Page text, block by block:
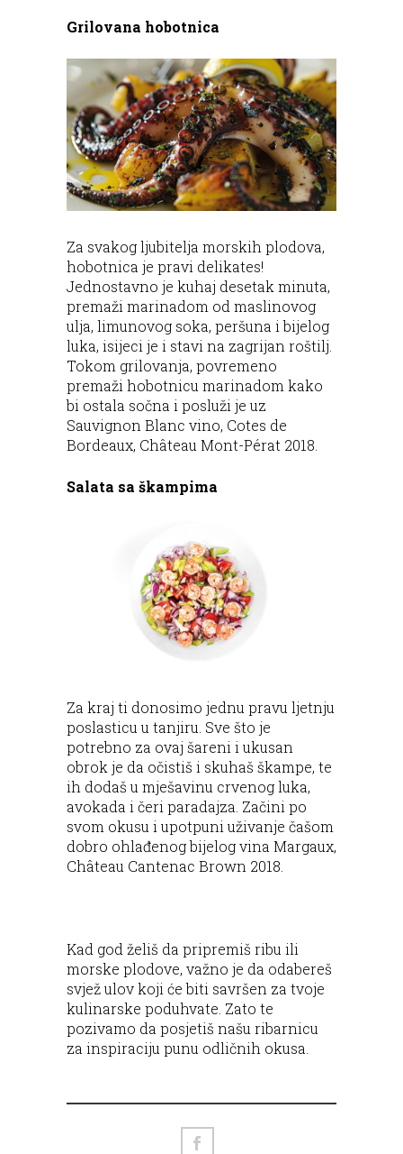
Grilovana hobotnica
Za svakog ljubitelja morskih plodova,
hobotnica je pravi delikates!
Jednostavno je kuhaj desetak minuta,
premaži marinadom od maslinovog
ulja, limunovog soka, peršuna i bijelog
luka, isijeci je i stavi na zagrijan roštilj.
Tokom grilovanja, povremeno
premaži hobotnicu marinadom kako
bi ostala sočna i posluži je uz
Sauvignon Blanc vino, Cotes de
Bordeaux, Château Mont-Pérat 2018.
Salata sa škampima
Za kraj ti donosimo jednu pravu ljetnju
poslasticu u tanjiru. Sve što je
potrebno za ovaj šareni i ukusan
obrok je da očistiš i skuhaš škampe, te
ih dodaš u mješavinu crvenog luka,
avokada i čeri paradajza. Začini po
svom okusu i upotpuni uživanje čašom
dobro ohlađenog bijelog vina Margaux,
Château Cantenac Brown 2018.
Kad god želiš da pripremiš ribu ili
morske plodove, važno je da odabereš
svjež ulov koji će biti savršen za tvoje
kulinarske poduhvate. Zato te
pozivamo da posjetiš našu ribarnicu
za inspiraciju punu odličnih okusa.